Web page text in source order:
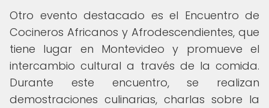
Otro evento destacado es el Encuentro de
Cocineros Africanos y Afrodescendientes, que
tiene lugar en Montevideo y promueve el
intercambio cultural a través de la comida.
Durante este encuentro, se realizan
demostraciones culinarias, charlas sobre la